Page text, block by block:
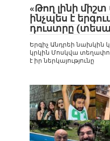
«Թող լինի միշտ
ինչպես է
դուստրը
Երգիչ Անդրեի նախկին
կրկին Մոսկվա
է իր ներկայությունը